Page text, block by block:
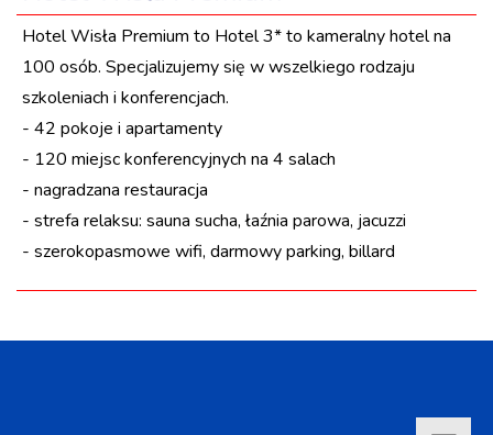
Hotel Wisła Premium to Hotel 3* to kameralny hotel na
100 osób. Specjalizujemy się w wszelkiego rodzaju
szkoleniach i konferencjach.
- 42 pokoje i apartamenty
- 120 miejsc konferencyjnych na 4 salach
- nagradzana restauracja
- strefa relaksu: sauna sucha, łaźnia parowa, jacuzzi
- szerokopasmowe wifi, darmowy parking, billard